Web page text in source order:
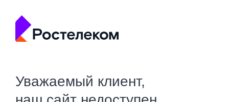
Уважаемый клиент,